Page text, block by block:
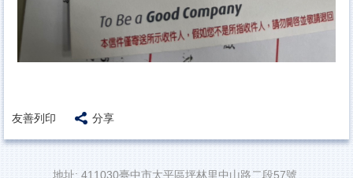
友善列印 分享
地址: 411030臺中市太平區坪林里中山路二段57號